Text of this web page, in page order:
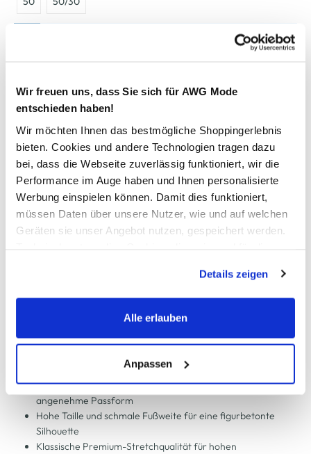
Wir freuen uns, dass Sie sich für AWG Mode
entschieden haben!
Wir möchten Ihnen das bestmögliche Shoppingerlebnis
bieten. Cookies und andere Technologien tragen dazu
bei, dass die Webseite zuverlässig funktioniert, wir die
Performance im Auge haben und Ihnen personalisierte
Werbung einspielen können. Damit dies funktioniert,
müssen Daten über unsere Nutzer, wie und auf welchen
Geräten sie unser Angebot nutzen, gespeichert werden.
werden, werden bei der Nutzung der Webseite auf jeden
Fall gesetzt. Cookies von Drittanbietern für Analyse- oder
Trackingzwecke werden nur dann aktiviert, wenn Sie das
erlauben" bzw. "Alle erlauben" klicken. Mehr dazu
(einschließlich der Möglichkeit, die Einwilligungserklärung
zu ändern oder zu widerrufen) erfahren Sie in unserem
Cookie-Hinweisbzw. derDatenschutzerklärung.
Details zeigen
Alle erlauben
Anpassen
Schneller DHL Versand: in 1–3 Werktagen
Kostenfreie Rücksendung innerhalb 14 Tage
Kostenlose Filiallieferung in Ihre Wunschfiliale
Zur Wunschliste hinzufügen
Lässige Damen Hose von Stooker
5-Pocket-Design im Classic Tapered Fit für eine
angenehme Passform
Hohe Taille und schmale Fußweite für eine figurbetonte
Silhouette
Klassische Premium-Stretchqualität für hohen